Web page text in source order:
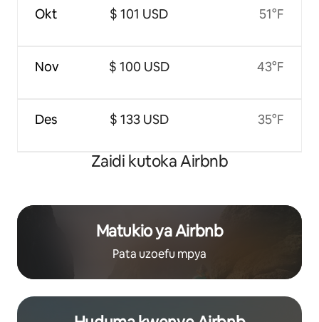
Okt
Nov
Des
$ 101 USD
$ 100 USD
$ 133 USD
51°F
43°F
35°F
Zaidi kutoka Airbnb
Matukio ya Airbnb
Pata uzoefu mpya